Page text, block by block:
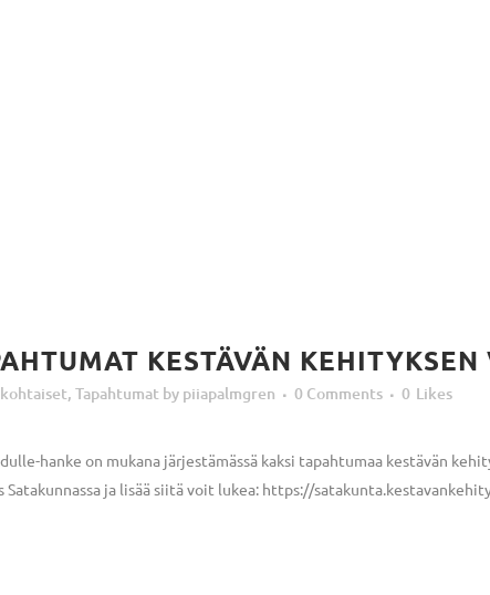
KESTÄVÄN
, Tapahtumat by piiapalmgren 0 Comments 0 Likes
hanke on mukana järjestämässä kaksi tapahtumaa kestävän
Satakunnassa ja lisää siitä voit lukea: https://